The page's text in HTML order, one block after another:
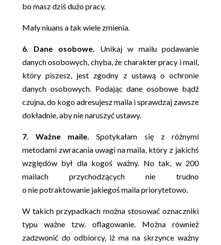
bo masz dziś dużo pracy.
Mały niuans a tak wiele zmienia.
6. Dane osobowe. Unikaj w mailu podawanie
danych osobowych, chyba, że charakter pracy i mail,
który piszesz, jest zgodny z ustawą o ochronie
danych osobowych. Podając dane osobowe bądź
czujna, do kogo adresujesz maila i sprawdzaj zawsze
dokładnie, aby nie naruszyć ustawy.
7. Ważne maile. Spotykałam się z różnymi
metodami zwracania uwagi na maila, który z jakichś
względów był dla kogoś ważny. No tak, w 200
mailach przychodzących nie trudno
o nie potraktowanie jakiegoś maila priorytetowo.
W takich przypadkach można stosować oznaczniki
typu ważne tzw. oflagowanie. Można również
zadzwonić do odbiorcy, iż ma na skrzynce ważny